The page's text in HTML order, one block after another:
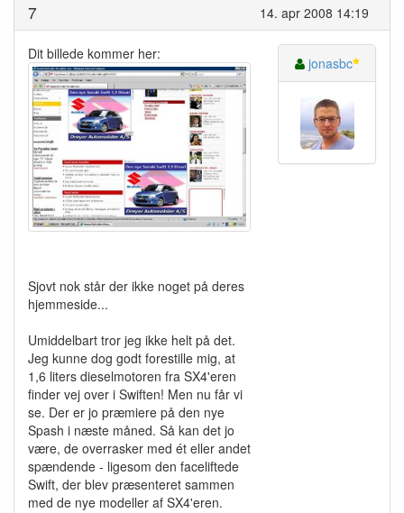
14. apr 2008 14:19
7
Dit billede kommer her:
Sjovt nok står der ikke noget på deres
hjemmeside...
Umiddelbart tror jeg ikke helt på det.
Jeg kunne dog godt forestille mig, at
1,6 liters dieselmotoren fra SX4'eren
finder vej over i Swiften! Men nu får vi
se. Der er jo præmiere på den nye
Spash i næste måned. Så kan det jo
være, de overrasker med ét eller andet
spændende - ligesom den faceliftede
Swift, der blev præsenteret sammen
med de nye modeller af SX4'eren.
jonasbc